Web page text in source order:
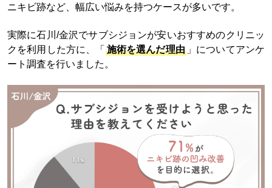
ニキビ跡など、幅広い悩みを持つケースが多いです。
実際に石川/金沢でサブシジョンが安いおすすめのクリニッ
クを利用した方に、「 施術を選んだ理由」についてアンケ
ート調査を行いました。